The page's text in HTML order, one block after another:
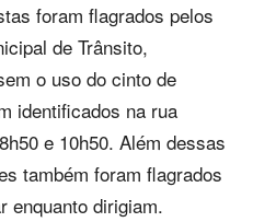
foram flagrados pelos
de Trânsito,
o uso do cinto de
identificados na rua
e 10h50. Além dessas
também foram flagrados
enquanto dirigiam.